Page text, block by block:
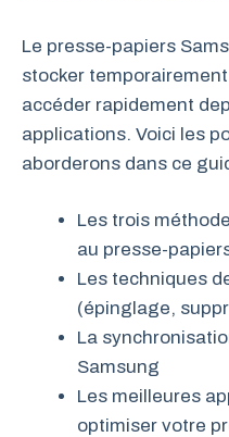
Le presse-papiers
stocker
accéder rapidement
applications. Voici les
aborderons dans ce
Les trois
au presse-
Les techniques
(épinglage,
La
Samsung
Les meilleures
optimiser votre